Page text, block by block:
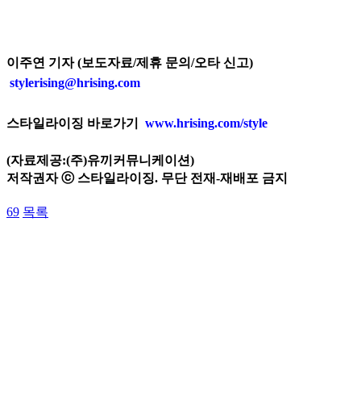
이주연 기자 (보도자료/제휴 문의/오타 신고)
stylerising@hrising.com
스타일라이징 바로가기 www.hrising.com/style
(자료제공:(주)유끼커뮤니케이션)
저작권자 ⓒ 스타일라이징. 무단 전재-재배포 금지
69 목록